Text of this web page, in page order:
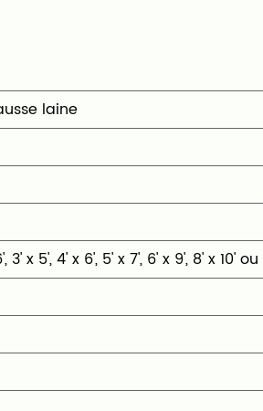
laine
3' x 5', 4' x 6', 5' x 7', 6' x 9', 8' x 10'